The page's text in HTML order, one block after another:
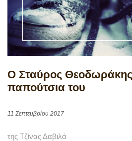
Ο Σταύρος Θεοδωράκης
παπούτσια του
11 Σεπτεμβρίου 2017
της Τζίνας Δαβιλά